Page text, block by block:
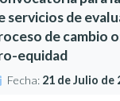
servicios de
de cambio
equidad
Fecha: 21 de Julio de